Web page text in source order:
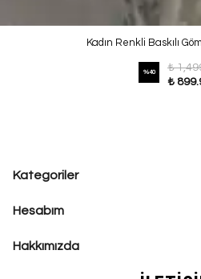
Kadın Renkli Baskılı
%40
₺
₺
Kategoriler
Hesabım
Hakkımızda